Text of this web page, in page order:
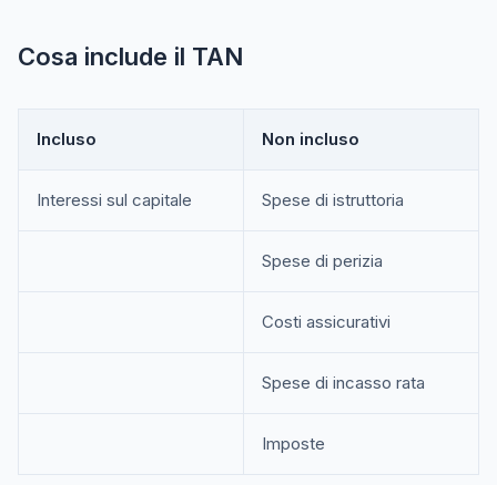
Cosa include il TAN
Incluso Non incluso
Interessi sul capitale Spese di istruttoria
Spese di perizia
Costi assicurativi
Spese di incasso rata
Imposte